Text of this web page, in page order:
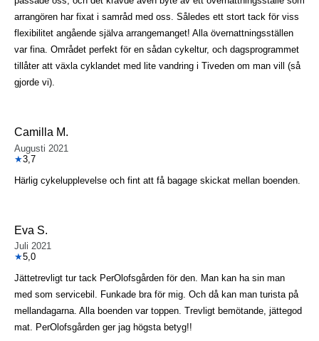
arrangören har fixat i samråd med oss. Således ett stort tack för viss
flexibilitet angående själva arrangemanget! Alla övernattningsställen
var fina. Området perfekt för en sådan cykeltur, och dagsprogrammet
tillåter att växla cyklandet med lite vandring i Tiveden om man vill (så
gjorde vi).
Camilla M.
Augusti 2021
★3,7
Härlig cykelupplevelse och fint att få bagage skickat mellan boenden.
Eva S.
Juli 2021
★5,0
Jättetrevligt tur tack PerOlofsgården för den. Man kan ha sin man
med som servicebil. Funkade bra för mig. Och då kan man turista på
mellandagarna. Alla boenden var toppen. Trevligt bemötande, jättegod
mat. PerOlofsgården ger jag högsta betyg!!